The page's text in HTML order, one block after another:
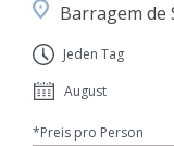
Barragem de
Jeden Tag
August
*Preis pro Person